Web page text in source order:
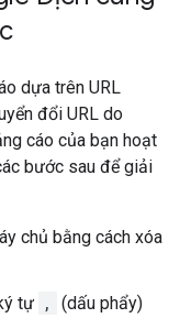
dựa trên URL
đổi URL do
cáo của bạn hoạt
bước sau để giải
chủ bằng cách xóa
tự ,
(dấu phẩy)